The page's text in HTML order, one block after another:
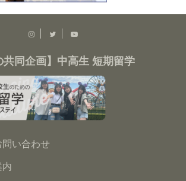
共同企画】中高生 短期留学
い合わせ